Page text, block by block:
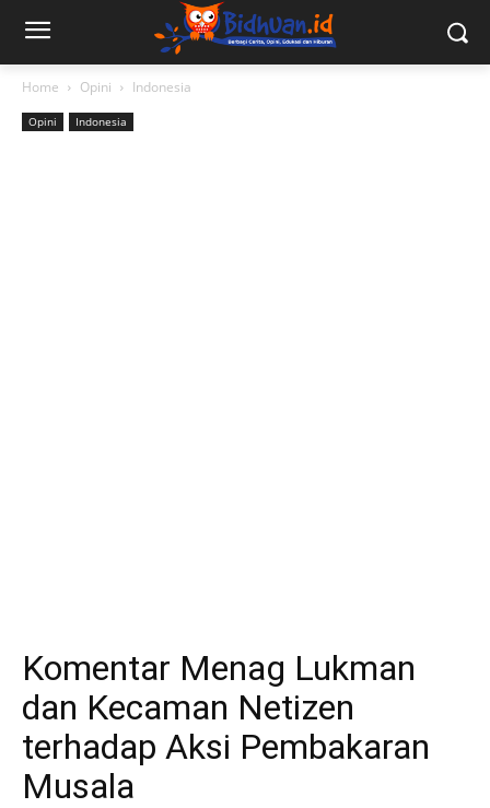
Home Opini Indonesia
Opini Indonesia
Komentar Menag Lukman
dan Kecaman Netizen
terhadap Aksi Pembakaran
Musala